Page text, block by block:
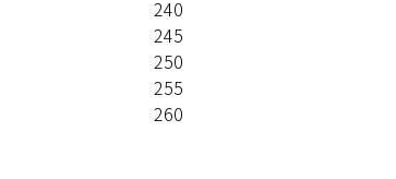
240
245
250
255
260